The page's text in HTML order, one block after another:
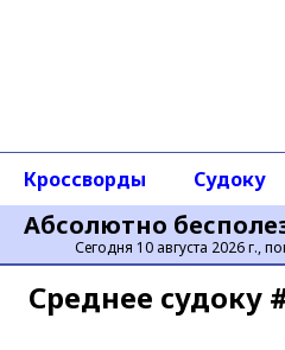
Абсолютно
Сегодня 10 августа 2026 г.,
Кроссворды Судоку
Среднее cудоку